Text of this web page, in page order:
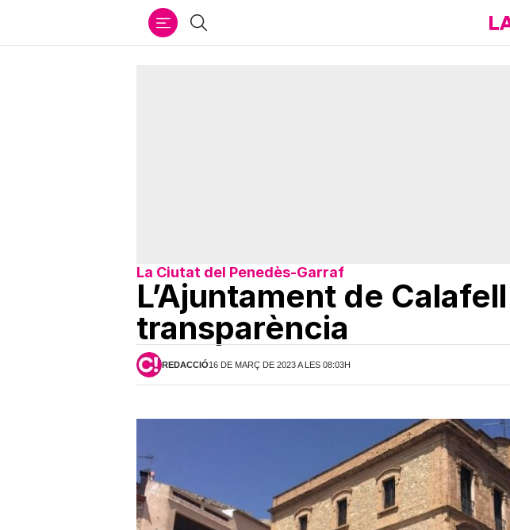
Cercar
La Ciutat del Penedès-Garraf
L’Ajuntament de
transparència
REDACCIÓ16 DE MARÇ DE 2023 A LES 08:03H